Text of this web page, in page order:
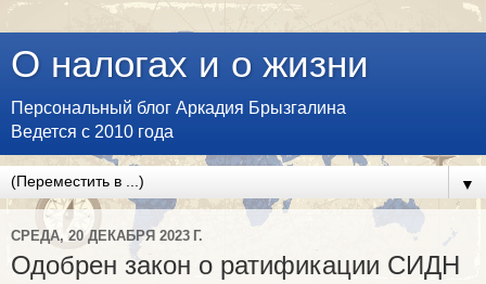
О налогах и о жизни
Персональный блог Аркадия Брызгалина
Ведется с 2010 года
▼
СРЕДА, 20 ДЕКАБРЯ 2023 Г.
Одобрен закон о ратификации СИДН